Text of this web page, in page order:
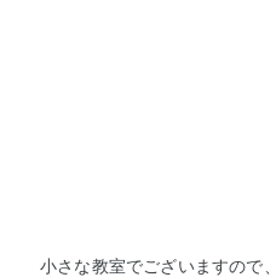
小さな教室でございますので